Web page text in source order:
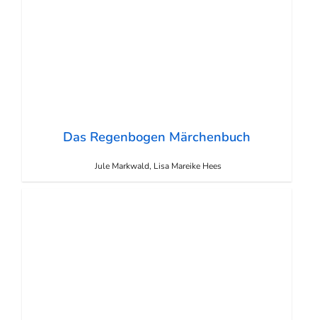
Das Regenbogen Märchenbuch
Jule Markwald, Lisa Mareike Hees